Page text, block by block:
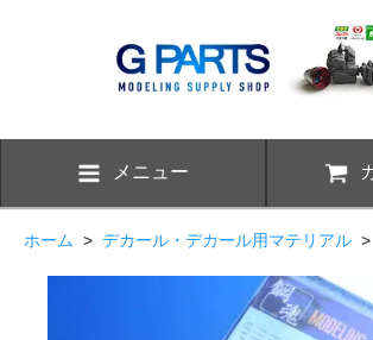
メニュー
ホーム > デカール・デカール用マテリアル >